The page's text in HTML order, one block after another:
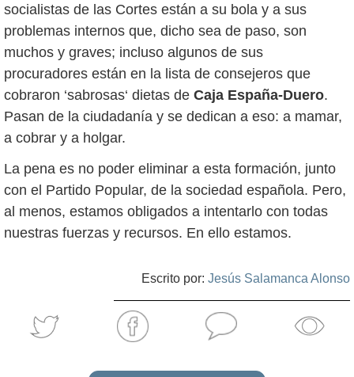
socialistas de las Cortes están a su bola y a sus
problemas internos que, dicho sea de paso, son
muchos y graves; incluso algunos de sus
procuradores están en la lista de consejeros que
cobraron ‘sabrosas‘ dietas de Caja España-Duero.
Pasan de la ciudadanía y se dedican a eso: a mamar,
a cobrar y a holgar.
La pena es no poder eliminar a esta formación, junto
con el Partido Popular, de la sociedad española. Pero,
al menos, estamos obligados a intentarlo con todas
nuestras fuerzas y recursos. En ello estamos.
Escrito por: Jesús Salamanca Alonso